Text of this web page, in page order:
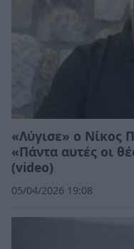
«Λύγισε» ο Νίκος
«Πάντα αυτές οι
(video)
05/04/2026 19:08